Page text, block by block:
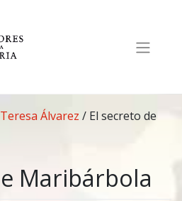
Álvarez / El secreto de
Maribárbola